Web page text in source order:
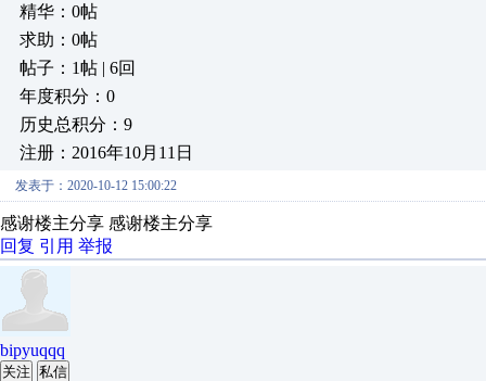
精华：0帖
求助：0帖
帖子：1帖 | 6回
年度积分：0
历史总积分：9
注册：2016年10月11日
发表于：2020-10-12 15:00:22
感谢楼主分享 感谢楼主分享
回复 引用 举报
bipyuqqq
关注 私信